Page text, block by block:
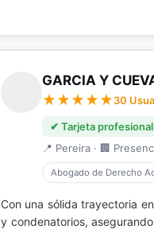
GARCIA Y
30
✔ Tarjeta
📍 Pereira · 🏢
Abogado de Derecho
Con una sólida trayectoria
y condenatorios,